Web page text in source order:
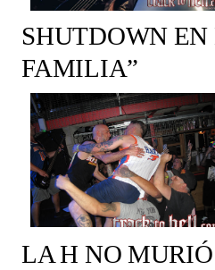
SHUTDOWN
FAMILIA”
LA H NO MURIÓ